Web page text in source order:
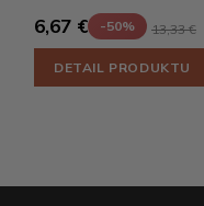
6,67 € -50% 13,33 €
DETAIL PRODUKTU